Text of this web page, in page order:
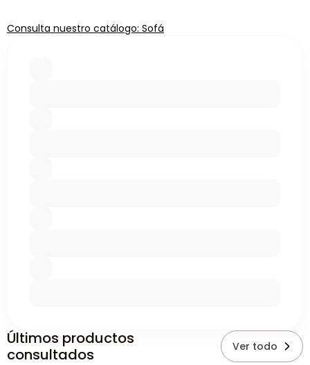
Consulta nuestro catálogo: Sofá
Últimos productos
consultados
Ver todo